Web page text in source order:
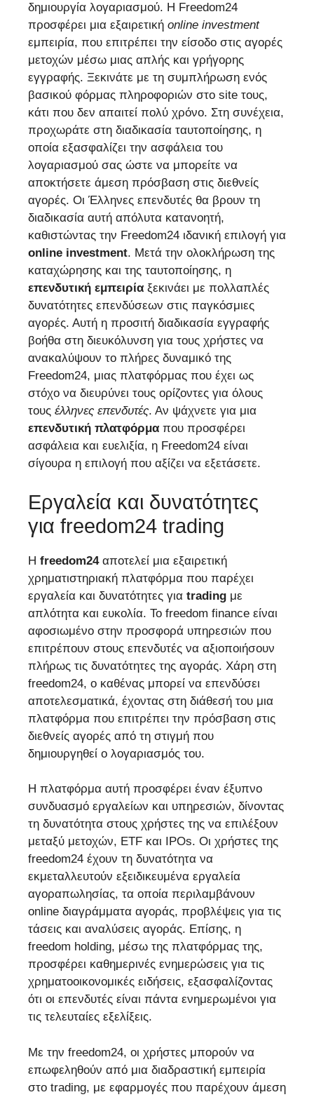
δημιουργία λογαριασμού. Η Freedom24
προσφέρει μια εξαιρετική online investment
εμπειρία, που επιτρέπει την είσοδο στις αγορές
μετοχών μέσω μιας απλής και γρήγορης
εγγραφής. Ξεκινάτε με τη συμπλήρωση ενός
βασικού φόρμας πληροφοριών στο site τους,
κάτι που δεν απαιτεί πολύ χρόνο. Στη συνέχεια,
προχωράτε στη διαδικασία ταυτοποίησης, η
οποία εξασφαλίζει την ασφάλεια του
λογαριασμού σας ώστε να μπορείτε να
αποκτήσετε άμεση πρόσβαση στις διεθνείς
αγορές. Οι Έλληνες επενδυτές θα βρουν τη
διαδικασία αυτή απόλυτα κατανοητή,
καθιστώντας την Freedom24 ιδανική επιλογή για
online investment. Μετά την ολοκλήρωση της
καταχώρησης και της ταυτοποίησης, η
επενδυτική εμπειρία ξεκινάει με πολλαπλές
δυνατότητες επενδύσεων στις παγκόσμιες
αγορές. Αυτή η προσιτή διαδικασία εγγραφής
βοήθα στη διευκόλυνση για τους χρήστες να
ανακαλύψουν το πλήρες δυναμικό της
Freedom24, μιας πλατφόρμας που έχει ως
στόχο να διευρύνει τους ορίζοντες για όλους
τους έλληνες επενδυτές. Αν ψάχνετε για μια
επενδυτική πλατφόρμα που προσφέρει
ασφάλεια και ευελιξία, η Freedom24 είναι
σίγουρα η επιλογή που αξίζει να εξετάσετε.
Εργαλεία και δυνατότητες
για freedom24 trading
Η freedom24αποτελεί μια εξαιρετική
χρηματιστηριακή πλατφόρμα που παρέχει
εργαλεία και δυνατότητες για trading με
απλότητα και ευκολία. Το freedom finance είναι
αφοσιωμένο στην προσφορά υπηρεσιών που
επιτρέπουν στους επενδυτές να αξιοποιήσουν
πλήρως τις δυνατότητες της αγοράς. Χάρη στη
freedom24, ο καθένας μπορεί να επενδύσει
αποτελεσματικά, έχοντας στη διάθεσή του μια
πλατφόρμα που επιτρέπει την πρόσβαση στις
διεθνείς αγορές από τη στιγμή που
δημιουργηθεί ο λογαριασμός του.
Η πλατφόρμα αυτή προσφέρει έναν έξυπνο
συνδυασμό εργαλείων και υπηρεσιών, δίνοντας
τη δυνατότητα στους χρήστες της να επιλέξουν
μεταξύ μετοχών, ETF και IPOs. Οι χρήστες της
freedom24 έχουν τη δυνατότητα να
εκμεταλλευτούν εξειδικευμένα εργαλεία
αγοραπωλησίας, τα οποία περιλαμβάνουν
online διαγράμματα αγοράς, προβλέψεις για τις
τάσεις και αναλύσεις αγοράς. Επίσης, η
freedom holding, μέσω της πλατφόρμας της,
προσφέρει καθημερινές ενημερώσεις για τις
χρηματοοικονομικές ειδήσεις, εξασφαλίζοντας
ότι οι επενδυτές είναι πάντα ενημερωμένοι για
τις τελευταίες εξελίξεις.
Με την freedom24, οι χρήστες μπορούν να
επωφεληθούν από μια διαδραστική εμπειρία
στο trading, με εφαρμογές που παρέχουν άμεση